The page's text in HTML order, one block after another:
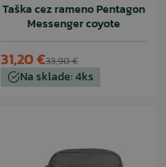
Taška cez rameno Pentagon
Messenger coyote
33,90 €
31,20 €
Na sklade: 4ks